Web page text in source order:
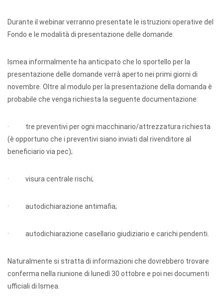
Durante il webinar verranno presentate le istruzioni operative del
Fondo e le modalità di presentazione delle domande.
Ismea informalmente ha anticipato che lo sportello per la
presentazione delle domande verrà aperto nei primi giorni di
novembre. Oltre al modulo per la presentazione della domanda è
probabile che venga richiesta la seguente documentazione:
· tre preventivi per ogni macchinario/attrezzatura richiesta
(è opportuno che i preventivi siano inviati dal rivenditore al
beneficiario via pec);
· visura centrale rischi;
· autodichiarazione antimafia;
· autodichiarazione casellario giudiziario e carichi pendenti.
Naturalmente si stratta di informazioni che dovrebbero trovare
conferma nella riunione di lunedì 30 ottobre e poi nei documenti
ufficiali di Ismea.